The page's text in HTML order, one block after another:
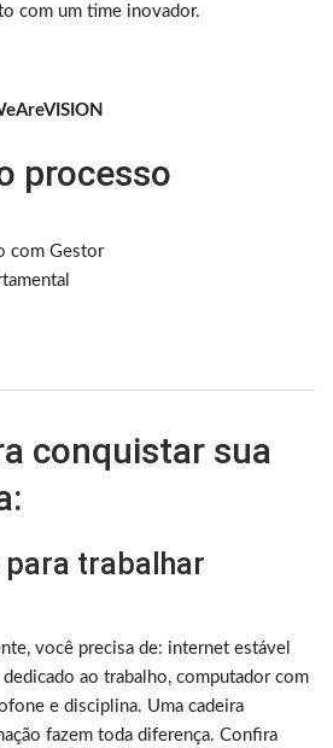
com um time inovador.
processo
com Gestor
conquistar sua
para trabalhar
você precisa de: internet estável
ao trabalho, computador com
e disciplina. Uma cadeira
fazem toda diferença. Confira